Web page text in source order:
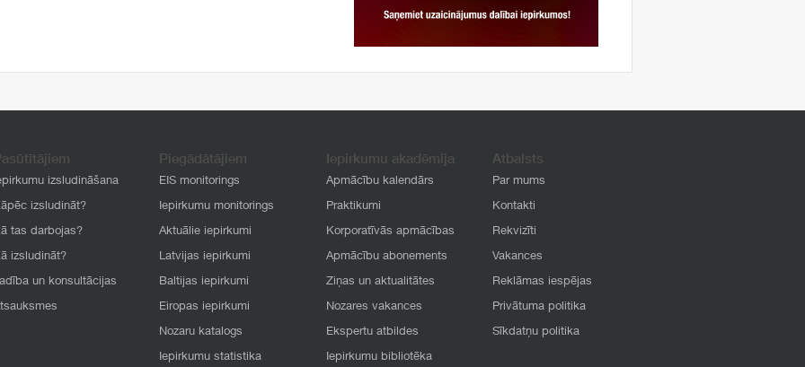
izsludināšana
izsludināt?
tas darbojas?
izsludināt?
un konsultācijas
Piegādātājiem
EIS monitorings
Iepirkumu monitorings
Aktuālie iepirkumi
Latvijas iepirkumi
Baltijas iepirkumi
Eiropas iepirkumi
Nozaru katalogs
Iepirkumu statistika
Iepirkumu akadēmija
Apmācību kalendārs
Praktikumi
Korporatīvās apmācības
Apmācību abonements
Ziņas un aktualitātes
Nozares vakances
Ekspertu atbildes
Iepirkumu bibliotēka
Atbalsts
Par mums
Kontakti
Rekvizīti
Vakances
Reklāmas iespējas
Privātuma politika
Sīkdatņu politika